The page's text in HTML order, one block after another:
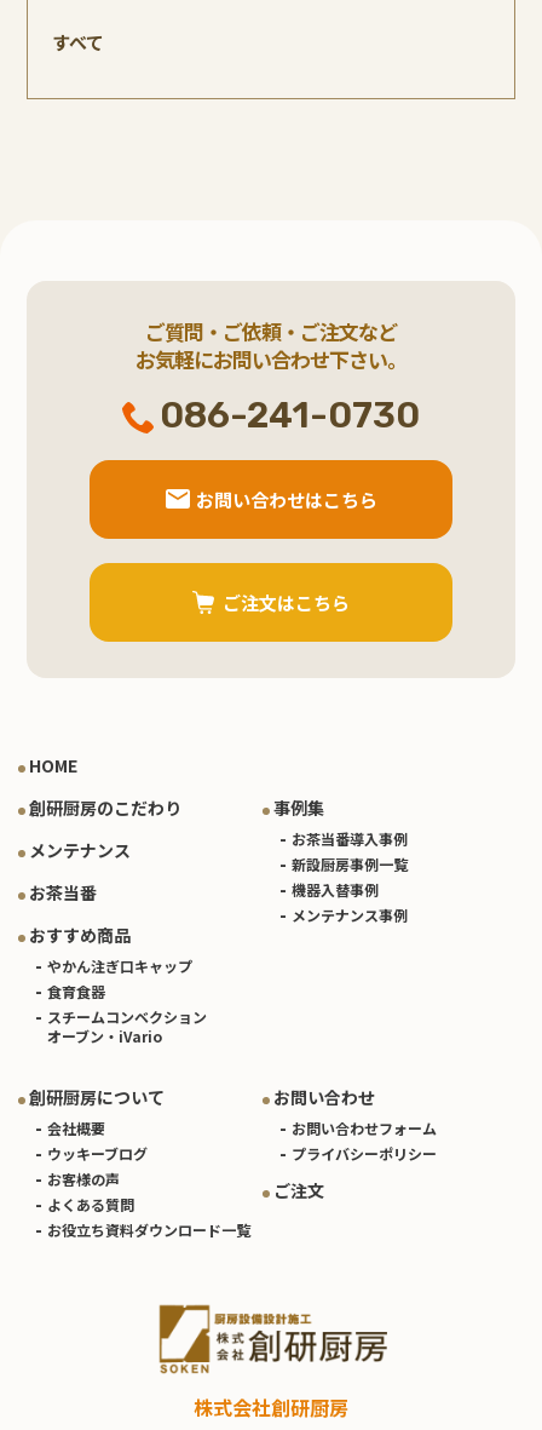
すべて
ご質問・ご依頼・ご注文など
お気軽にお問い合わせ下さい。
086-241-0730
お問い合わせはこちら
ご注文はこちら
HOME
創研厨房のこだわり
メンテナンス
お茶当番
おすすめ商品
やかん注ぎ口キャップ
食育食器
スチームコンベクション
オーブン・iVario
事例集
お茶当番導入事例
新設厨房事例一覧
機器入替事例
メンテナンス事例
創研厨房について
会社概要
ウッキーブログ
お客様の声
よくある質問
お役立ち資料ダウンロード一覧
お問い合わせ
お問い合わせフォーム
プライバシーポリシー
ご注文
株式会社創研厨房